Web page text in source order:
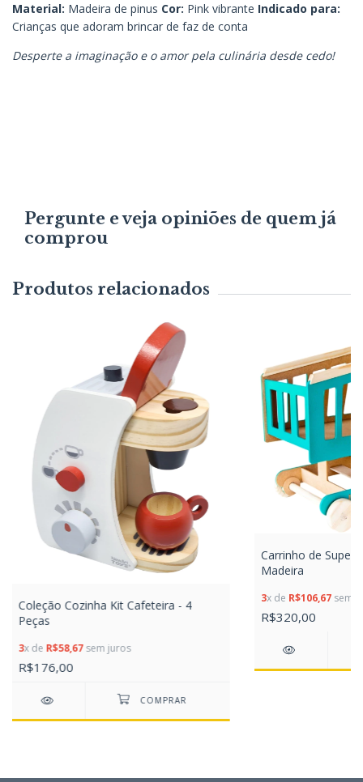
Material: Madeira de pinus Cor: Pink vibrante Indicado para:
Crianças que adoram brincar de faz de conta
Desperte a imaginação e o amor pela culinária desde cedo!
Pergunte e veja opiniões de quem já
comprou
Produtos relacionados
Coleção Cozinha Kit Cafeteira - 4
Peças
3x de R$58,67sem juros
R$176,00
Carrinho de
Madeira
3x de R$106,67sem
R$320,00